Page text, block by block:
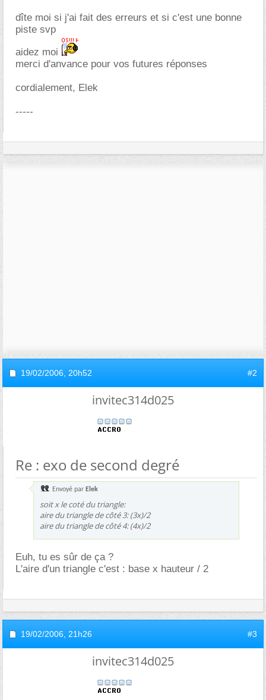
dîte moi si j'ai fait des erreurs et si c'est une bonne
piste svp
aidez moi
merci d'anvance pour vos futures réponses
cordialement, Elek
-----
19/02/2006, 20h52 #2
invitec314d025
Re : exo de second degré
Envoyé par Elek
soit x le coté du triangle:
aire du triangle de côté 3: (3x)/2
aire du triangle de côté 4: (4x)/2
Euh, tu es sûr de ça ?
L'aire d'un triangle c'est : base x hauteur / 2
19/02/2006, 21h26 #3
invitec314d025